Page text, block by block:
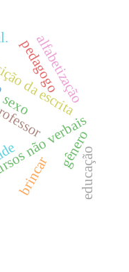
não verbais
da escrita
pedagogo
sexo
brincar
gênero
educação
alfabetização